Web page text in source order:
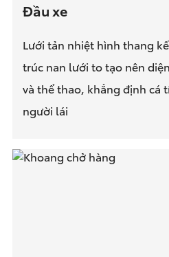
Đầu xe
Lưới tản nhiệt hình thang
trúc nan lưới to tạo nên
và thể thao, khẳng định cá
người lái